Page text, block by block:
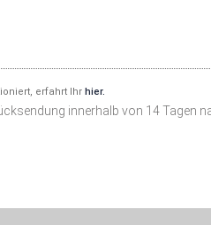
erfahrt Ihr hier.
innerhalb von 14 Tagen